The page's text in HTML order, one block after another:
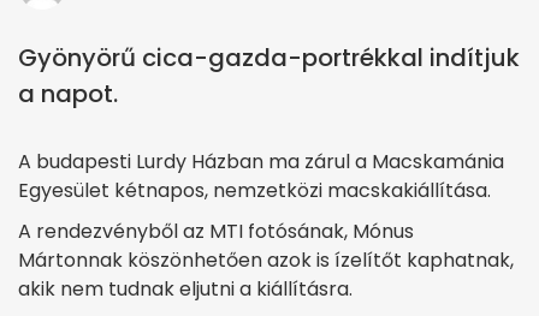
Gyönyörű cica-gazda-portrékkal indítjuk
a napot.
A budapesti Lurdy Házban ma zárul a Macskamánia
Egyesület kétnapos, nemzetközi macskakiállítása.
A rendezvényből az MTI fotósának, Mónus
Mártonnak köszönhetően azok is ízelítőt kaphatnak,
akik nem tudnak eljutni a kiállításra.